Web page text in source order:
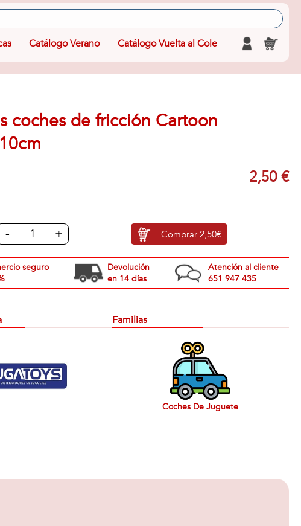
Catálogo Verano Catálogo Vuelta al Cole
coches de fricción Cartoon
2,50 €
- + Comprar 2,50€
seguro
Devolución
en 14 días
Atención al cliente
651 947 435
Familias
Coches De Juguete